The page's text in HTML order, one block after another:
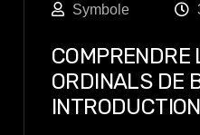
Symbole
COMPRENDRE
ORDINALS DE